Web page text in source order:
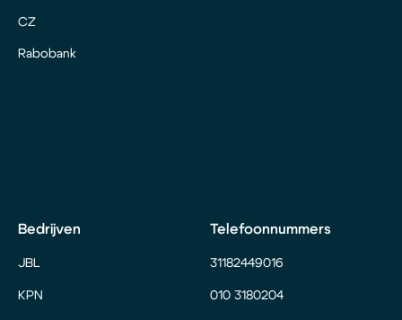
CZ
Rabobank
Bedrijven
JBL
KPN
Telefoonnummers
31182449016
010 3180204